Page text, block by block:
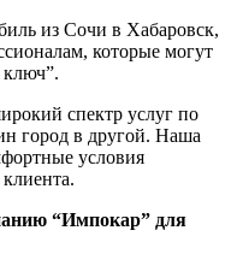
из Сочи в Хабаровск,
которые могут
ключ”.
спектр услуг по
город в другой. Наша
условия
“Импокар” для